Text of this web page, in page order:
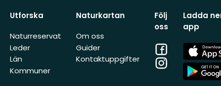
Utforska
Naturreservat
Leder
Län
Kommuner
Naturkartan
Om oss
Guider
Kontaktuppgifter
Följ
oss
Facebook
Instagram
Ladda
app
App
Store
App
Store